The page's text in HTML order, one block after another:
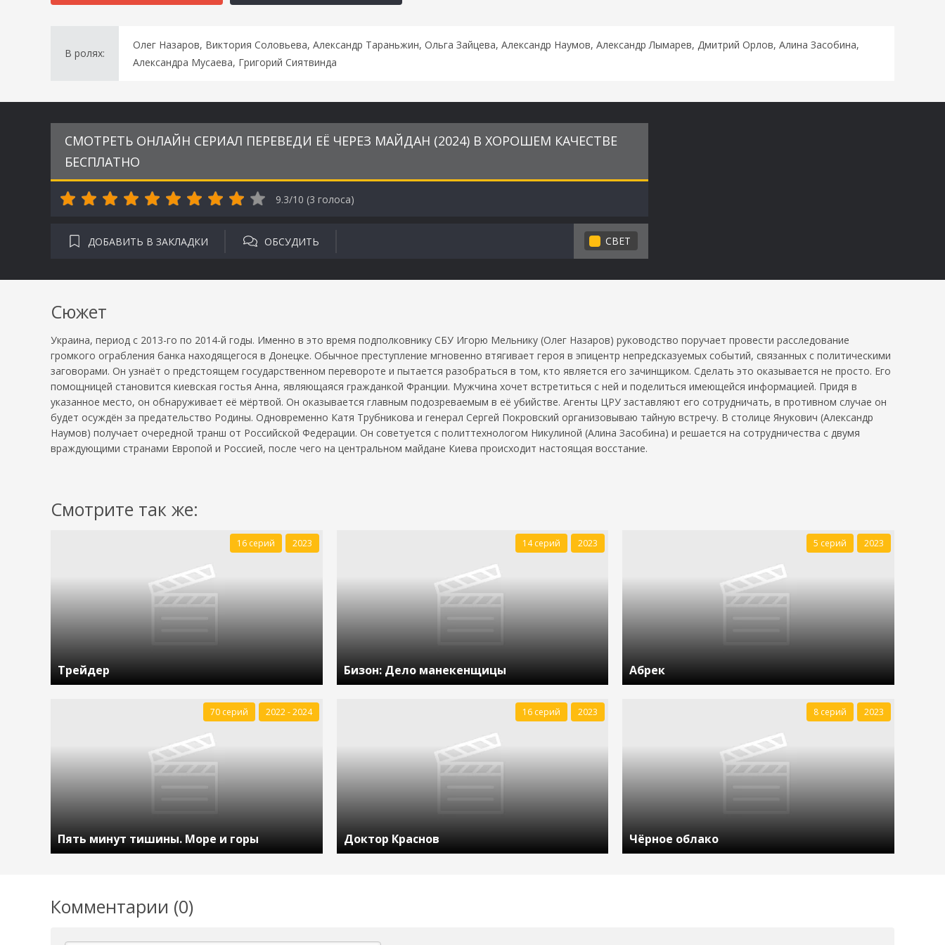
В ролях:
Олег Назаров, Виктория Соловьева, Александр Тараньжин, Ольга Зайцева, Александр Наумов, Александр Лымарев, Дмитрий Орлов, Алина Засобина,
Александра Мусаева, Григорий Сиятвинда
СМОТРЕТЬ ОНЛАЙН СЕРИАЛ ПЕРЕВЕДИ ЕЁ ЧЕРЕЗ МАЙДАН (2024) В ХОРОШЕМ КАЧЕСТВЕ
БЕСПЛАТНО
9.3/10 (3 голоса)
ДОБАВИТЬ В ЗАКЛАДКИ ОБСУДИТЬ СВЕТ
Сюжет
Украина, период с 2013-го по 2014-й годы. Именно в это время подполковнику СБУ Игорю Мельнику (Олег Назаров) руководство поручает провести расследование
громкого ограбления банка находящегося в Донецке. Обычное преступление мгновенно втягивает героя в эпицентр непредсказуемых событий, связанных с политическими
заговорами. Он узнаёт о предстоящем государственном перевороте и пытается разобраться в том, кто является его зачинщиком. Сделать это оказывается не просто. Его
помощницей становится киевская гостья Анна, являющаяся гражданкой Франции. Мужчина хочет встретиться с ней и поделиться имеющейся информацией. Придя в
указанное место, он обнаруживает её мёртвой. Он оказывается главным подозреваемым в её убийстве. Агенты ЦРУ заставляют его сотрудничать, в противном случае он
будет осуждён за предательство Родины. Одновременно Катя Трубникова и генерал Сергей Покровский организовываю тайную встречу. В столице Янукович (Александр
Наумов) получает очередной транш от Российской Федерации. Он советуется с политтехнологом Никулиной (Алина Засобина) и решается на сотрудничества с двумя
враждующими странами Европой и Россией, после чего на центральном майдане Киева происходит настоящая восстание.
Смотрите так же:
Трейдер
16 серий 2023
Бизон: Дело манекенщицы
14 серий 2023
Абрек
5 серий 2023
Пять минут тишины. Море и горы
70 серий 2022 - 2024
Доктор Краснов
16 серий 2023
Чёрное облако
8 серий 2023
Комментарии (0)